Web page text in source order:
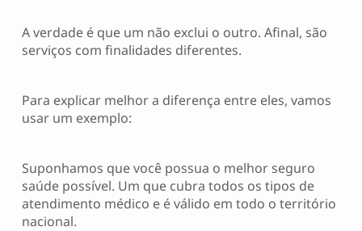
A verdade é que um não exclui o outro. Afinal, são
serviços com finalidades diferentes.
Para explicar melhor a diferença entre eles, vamos
usar um exemplo:
Suponhamos que você possua o melhor seguro
saúde possível. Um que cubra todos os tipos de
atendimento médico e é válido em todo o território
nacional.